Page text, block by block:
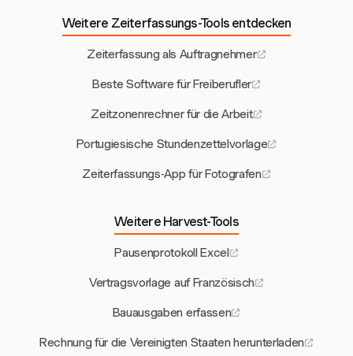
Weitere Zeiterfassungs-Tools entdecken
Zeiterfassung als Auftragnehmer
Beste Software für Freiberufler
Zeitzonenrechner für die Arbeit
Portugiesische Stundenzettelvorlage
Zeiterfassungs-App für Fotografen
Weitere Harvest-Tools
Pausenprotokoll Excel
Vertragsvorlage auf Französisch
Bauausgaben erfassen
Rechnung für die Vereinigten Staaten herunterladen